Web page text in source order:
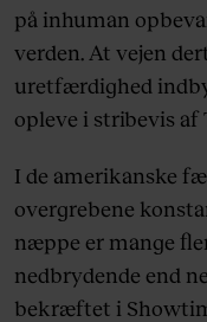
på inhuman
verden. At vejen
uretfærdighed
opleve i stribevis
I de amerikanske
overgrebene
næppe er mange
nedbrydende end
bekræftet i